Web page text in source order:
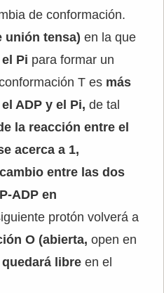
de conformación.
unión tensa) en la que
Pi para formar un
T es más
ADP y el Pi, de tal
la reacción entre el
acerca a 1,
entre las dos
ADP en
protón volverá a
O (abierta, open en
quedará libre en el